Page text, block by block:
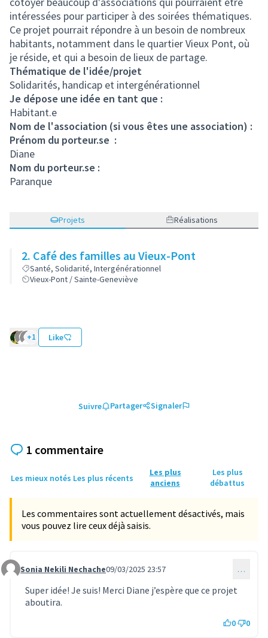
intéressées pour participer à des soirées thématiques.
Ce projet pourrait répondre à un besoin de nombreux
habitants, notamment dans le quartier Vieux Pont, où
je réside, et qui a besoin de lieux de partage.
Thématique de l'idée/projet
Solidarités, handicap et intergénérationnel
Je dépose une idée en tant que :
Habitant.e
Nom de l'association (si vous êtes une association) :
Prénom du porteur.se :
Diane
Nom du porteur.se :
Paranque
Projets Réalisations
2. Café des familles au Vieux-Pont
Santé, Solidarité, Intergénérationnel
Vieux-Pont / Sainte-Geneviève
+1 Like
Suivre Partager Signaler
1 commentaire
Les mieux notés Les plus récents
Les plus
anciens
Les plus
débattus
Les commentaires sont actuellement désactivés, mais
vous pouvez lire ceux déjà saisis.
Commentaire 1493
Sonia Nekili Nechache09/03/2025 23:57 …
Super idée! Je suis! Merci Diane j’espère que ce projet
aboutira.
0 0